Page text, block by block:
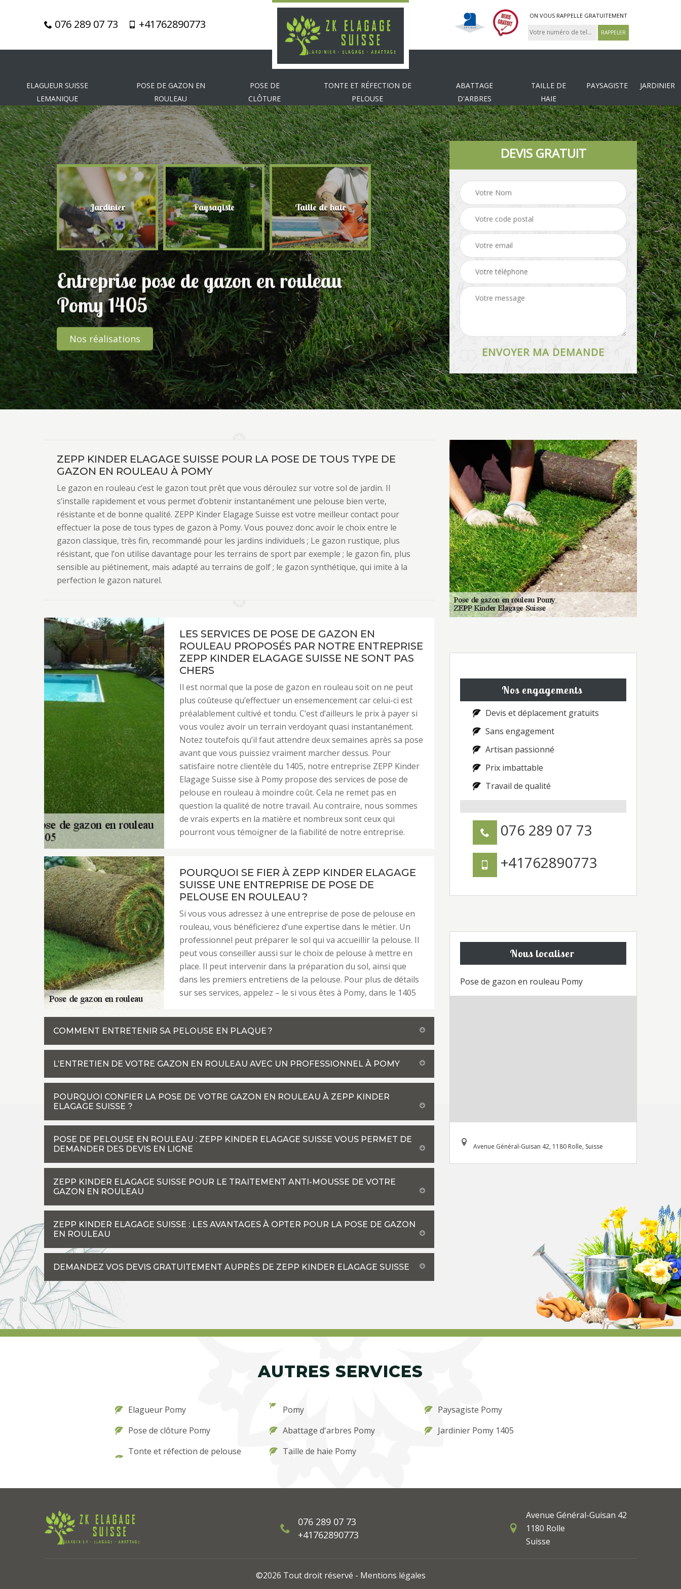
076 289 07 73 +41762890773
ON VOUS RAPPELLE GRATUITEMENT
ELAGUEUR SUISSE
LEMANIQUE
POSE DE GAZON EN
ROULEAU
POSE DE
CLÔTURE
TONTE ET RÉFECTION DE
PELOUSE
ABATTAGE
D'ARBRES
TAILLE DE
HAIE
PAYSAGISTE JARDINIER
Jardinier Paysagiste Taille de haie Abattage d'arbres Tonte et réfection de Pose de clôture
Entreprise pose de gazon en rouleau
Pomy 1405
Nos réalisations
DEVIS GRATUIT
ZEPP KINDER ELAGAGE SUISSE POUR LA POSE DE TOUS TYPE DE
GAZON EN ROULEAU À POMY
Le gazon en rouleau c’est le gazon tout prêt que vous déroulez sur votre sol de jardin. Il
s’installe rapidement et vous permet d’obtenir instantanément une pelouse bien verte,
résistante et de bonne qualité. ZEPP Kinder Elagage Suisse est votre meilleur contact pour
effectuer la pose de tous types de gazon à Pomy. Vous pouvez donc avoir le choix entre le
gazon classique, très fin, recommandé pour les jardins individuels ; Le gazon rustique, plus
résistant, que l’on utilise davantage pour les terrains de sport par exemple ; le gazon fin, plus
sensible au piétinement, mais adapté au terrains de golf ; le gazon synthétique, qui imite à la
perfection le gazon naturel.
LES SERVICES DE POSE DE GAZON EN
ROULEAU PROPOSÉS PAR NOTRE ENTREPRISE
ZEPP KINDER ELAGAGE SUISSE NE SONT PAS
CHERS
Il est normal que la pose de gazon en rouleau soit on ne peut
plus coûteuse qu’effectuer un ensemencement car celui-ci est
préalablement cultivé et tondu. C’est d’ailleurs le prix à payer si
vous voulez avoir un terrain verdoyant quasi instantanément.
Notez toutefois qu’il faut attendre deux semaines après sa pose
avant que vous puissiez vraiment marcher dessus. Pour
satisfaire notre clientèle du 1405, notre entreprise ZEPP Kinder
Elagage Suisse sise à Pomy propose des services de pose de
pelouse en rouleau à moindre coût. Cela ne remet pas en
question la qualité de notre travail. Au contraire, nous sommes
de vrais experts en la matière et nombreux sont ceux qui
pourront vous témoigner de la fiabilité de notre entreprise.
POURQUOI SE FIER À ZEPP KINDER ELAGAGE
SUISSE UNE ENTREPRISE DE POSE DE
PELOUSE EN ROULEAU ?
Si vous vous adressez à une entreprise de pose de pelouse en
rouleau, vous bénéficierez d’une expertise dans le métier. Un
professionnel peut préparer le sol qui va accueillir la pelouse. Il
peut vous conseiller aussi sur le choix de pelouse à mettre en
place. Il peut intervenir dans la préparation du sol, ainsi que
dans les premiers entretiens de la pelouse. Pour plus de détails
sur ses services, appelez – le si vous êtes à Pomy, dans le 1405
COMMENT ENTRETENIR SA PELOUSE EN PLAQUE ?
L’ENTRETIEN DE VOTRE GAZON EN ROULEAU AVEC UN PROFESSIONNEL À POMY
POURQUOI CONFIER LA POSE DE VOTRE GAZON EN ROULEAU À ZEPP KINDER
ELAGAGE SUISSE ?
POSE DE PELOUSE EN ROULEAU : ZEPP KINDER ELAGAGE SUISSE VOUS PERMET DE
DEMANDER DES DEVIS EN LIGNE
ZEPP KINDER ELAGAGE SUISSE POUR LE TRAITEMENT ANTI-MOUSSE DE VOTRE
GAZON EN ROULEAU
ZEPP KINDER ELAGAGE SUISSE : LES AVANTAGES À OPTER POUR LA POSE DE GAZON
EN ROULEAU
DEMANDEZ VOS DEVIS GRATUITEMENT AUPRÈS DE ZEPP KINDER ELAGAGE SUISSE
Nos engagements
Devis et déplacement gratuits
Sans engagement
Artisan passionné
Prix imbattable
Travail de qualité
076 289 07 73
+41762890773
Nous localiser
Pose de gazon en rouleau Pomy
Avenue Général-Guisan 42, 1180 Rolle, Suisse
AUTRES SERVICES
Elagueur Pomy
Pose de clôture Pomy
Tonte et réfection de pelouse
Pomy
Abattage d'arbres Pomy
Taille de haie Pomy
Paysagiste Pomy
Jardinier Pomy 1405
076 289 07 73
+41762890773
Avenue Général-Guisan 42
1180 Rolle
Suisse
©2026 Tout droit réservé - Mentions légales